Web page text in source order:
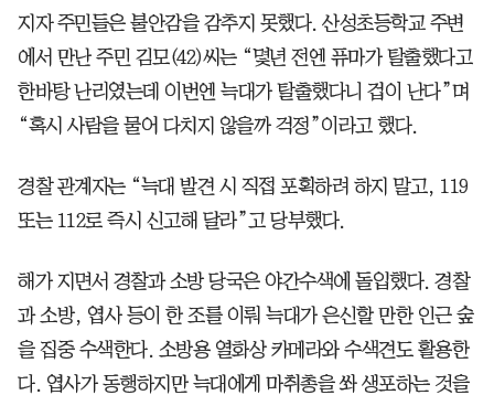
지자 주민들은 불안감을 감추지 못했다. 산성초등학교 주변
에서 만난 주민 김모(42)씨는 “몇년 전엔 퓨마가 탈출했다고
한바탕 난리였는데 이번엔 늑대가 탈출했다니 겁이 난다”며
“혹시 사람을 물어 다치지 않을까 걱정”이라고 했다.
경찰 관계자는 “늑대 발견 시 직접 포획하려 하지 말고, 119
또는 112로 즉시 신고해 달라”고 당부했다.
해가 지면서 경찰과 소방 당국은 야간수색에 돌입했다. 경찰
과 소방, 엽사 등이 한 조를 이뤄 늑대가 은신할 만한 인근 숲
을 집중 수색한다. 소방용 열화상 카메라와 수색견도 활용한
다. 엽사가 동행하지만 늑대에게 마취총을 쏴 생포하는 것을